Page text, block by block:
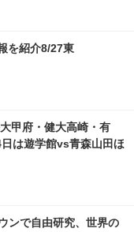
を紹介8/27東
甲府・健大高崎・有
は遊学館vs青森山田ほ
ンで自由研究、世界の